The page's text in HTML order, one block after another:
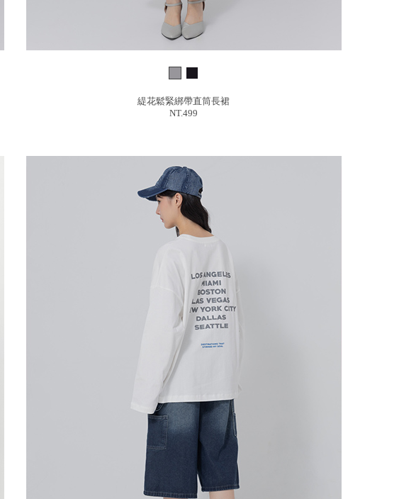
緹花鬆緊綁帶直筒長裙
NT.499